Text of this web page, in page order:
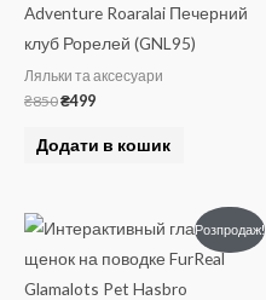
Adventure Roaralai Печерний
клуб Рорелей (GNL95)
Ляльки та аксесуари
₴850₴499
Додати в кошик
Розпродаж!
ціна:
₴1590.
Поточна
ціна:
₴849.